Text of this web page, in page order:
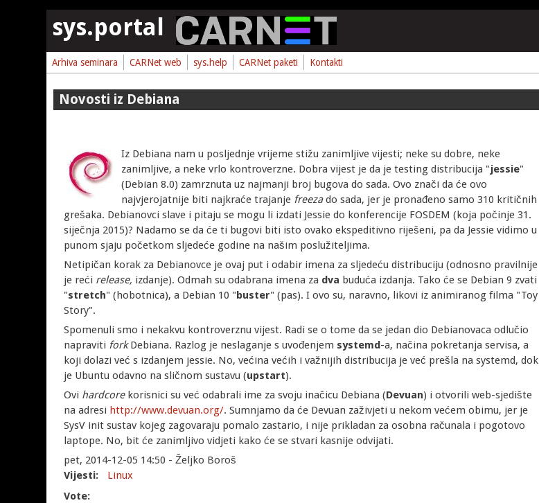
sys.portal
Arhiva seminara CARNet web sys.help CARNet paketi Kontakti
Novosti iz Debiana
Iz Debiana nam u posljednje vrijeme stižu zanimljive vijesti; neke su dobre, neke
zanimljive, a neke vrlo kontroverzne. Dobra vijest je da je testing distribucija "jessie"
(Debian 8.0) zamrznuta uz najmanji broj bugova do sada. Ovo znači da će ovo
najvjerojatnije biti najkraće trajanje freezado sada, jer je pronađeno samo 310 kritičnih
grešaka. Debianovci slave i pitaju se mogu li izdati Jessie do konferencije FOSDEM (koja počinje 31.
siječnja 2015)? Nadamo se da će ti bugovi biti isto ovako ekspeditivno riješeni, pa da Jessie vidimo u
punom sjaju početkom sljedeće godine na našim poslužiteljima.
Netipičan korak za Debianovce je ovaj put i odabir imena za sljedeću distribuciju (odnosno pravilnije
je reći release, izdanje). Odmah su odabrana imena za dva buduća izdanja. Tako će se Debian 9 zvati
"stretch" (hobotnica), a Debian 10 "buster" (pas). I ovo su, naravno, likovi iz animiranog filma "Toy
Story".
Spomenuli smo i nekakvu kontroverznu vijest. Radi se o tome da se jedan dio Debianovaca odlučio
napraviti forkDebiana. Razlog je neslaganje s uvođenjem systemd-a, načina pokretanja servisa, a
koji dolazi već s izdanjem jessie. No, većina većih i važnijih distribucija je već prešla na systemd, dok
je Ubuntu odavno na sličnom sustavu (upstart).
Ovi hardcorekorisnici su već odabrali ime za svoju inačicu Debiana (Devuan) i otvorili web-sjedište
na adresi http://www.devuan.org/. Sumnjamo da će Devuan zaživjeti u nekom većem obimu, jer je
SysV init sustav kojeg zagovaraju pomalo zastario, i nije prikladan za osobna računala i pogotovo
laptope. No, bit će zanimljivo vidjeti kako će se stvari kasnije odvijati.
pet, 2014-12-05 14:50 - Željko Boroš
Vijesti:
Linux
Vote: